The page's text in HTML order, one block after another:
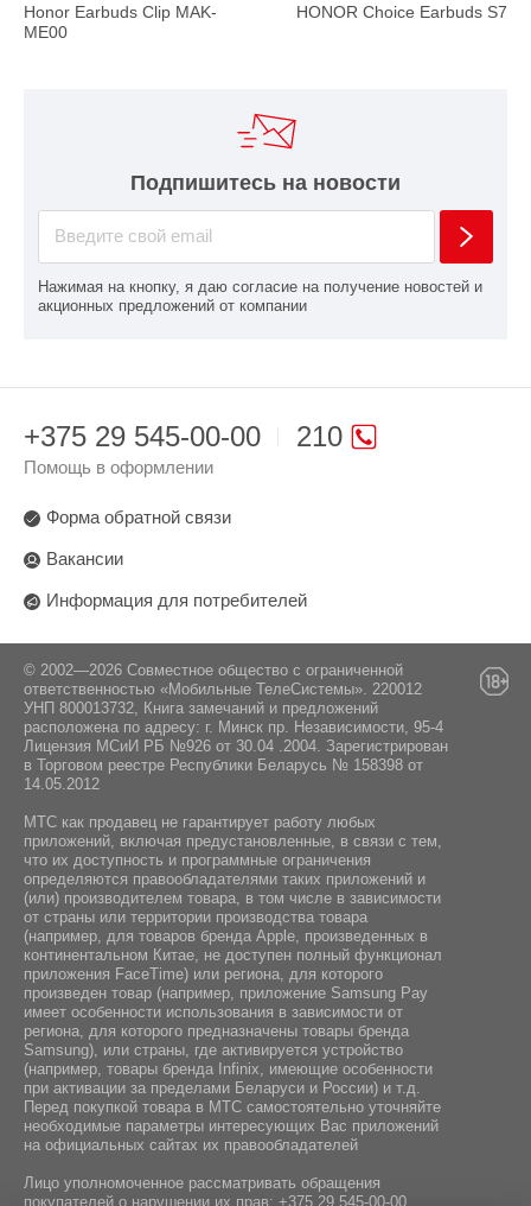
Honor Earbuds Clip MAK-
ME00
HONOR Choice Earbuds S7
Подпишитесь на новости
Нажимая на кнопку, я даю согласие на получение новостей и
акционных предложений от компании
210
+375 29 545-00-00
Помощь в оформлении
Форма обратной связи
Вакансии
Информация для потребителей
© 2002—2026 Совместное общество с ограниченной
ответственностью «Мобильные ТелеСистемы». 220012
УНП 800013732, Книга замечаний и предложений
расположена по адресу: г. Минск пр. Независимости, 95-4
Лицензия МСиИ РБ №926 от 30.04 .2004. Зарегистрирован
в Торговом реестре Республики Беларусь № 158398 от
14.05.2012
МТС как продавец не гарантирует работу любых
приложений, включая предустановленные, в связи с тем,
что их доступность и программные ограничения
определяются правообладателями таких приложений и
(или) производителем товара, в том числе в зависимости
от страны или территории производства товара
(например, для товаров бренда Apple, произведенных в
континентальном Китае, не доступен полный функционал
приложения FaceTime) или региона, для которого
произведен товар (например, приложение Samsung Pay
имеет особенности использования в зависимости от
региона, для которого предназначены товары бренда
Samsung), или страны, где активируется устройство
(например, товары бренда Infiniх, имеющие особенности
при активации за пределами Беларуси и России) и т.д.
Перед покупкой товара в МТС самостоятельно уточняйте
необходимые параметры интересующих Вас приложений
на официальных сайтах их правообладателей
Лицо уполномоченное рассматривать обращения
покупателей о нарушении их прав: +375 29 545-00-00